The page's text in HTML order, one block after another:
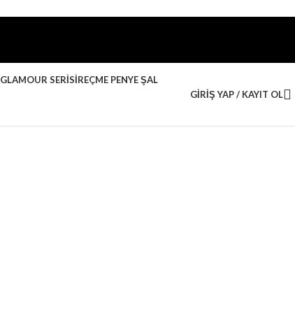
GLAMOUR SERISIREÇME PENYE ŞAL
GIRIŞ YAP / KAYIT OL